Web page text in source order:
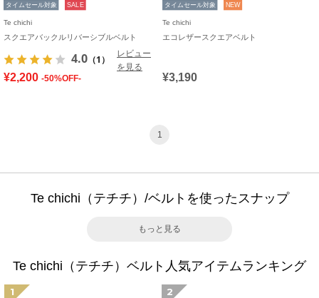
タイムセール対象 SALE
Te chichi
スクエアバックルリバーシブルベルト
4.0 （1）
レビュー
を見る
¥2,200 -50%OFF-
タイムセール対象 NEW
Te chichi
エコレザースクエアベルト
¥3,190
1
Te chichi（テチチ）/ベルトを使ったスナップ
もっと見る
Te chichi（テチチ）ベルト人気アイテムランキング
1 2